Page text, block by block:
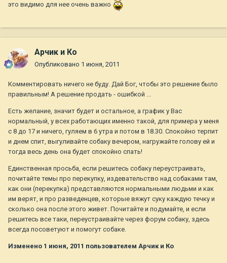
это видимо для нее очень важно
Арчик и Ко
Опубликовано 1 июня, 2011
Комментировать ничего не буду. Дай Бог, чтобы это решение было
правильным! А решение продать - ошибкой ...
Есть желание, значит будет и остальное, а график у Вас
нормальный, у всех работающих именно такой, для примера у меня
с 8 до 17 и ничего, гуляем в 6 утра и потом в 18.30. Спокойно терпит
и днем спит, выгуливайте собаку вечером, нагружайте голову ей и
тогда весь день она будет спокойно спать!
Единственная просьба, если решитесь собаку переустраивать,
почитайте темы про перекупку, издевательство над собаками там,
как они (перекупка) представляются нормальными людьми и как
им верят, и про разведенцев, которые вяжут суку каждую течку и
сколько она после этого живет. Почитайте и подумайте, и если
решитесь все таки, переустраивайте через форум собаку, здесь
всегда посоветуют и помогут собаке.
Изменено 1 июня, 2011 пользователем Арчик и Ко